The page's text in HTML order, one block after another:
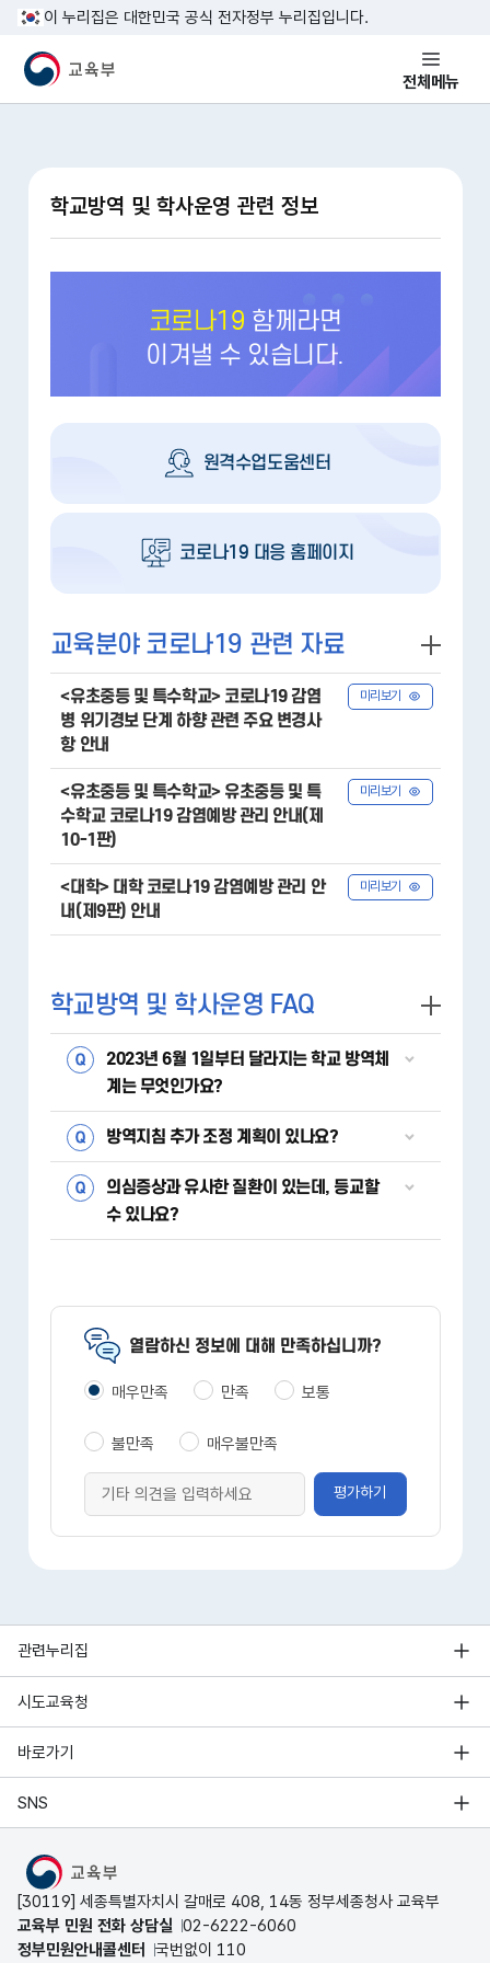
본문 바로가기
이 누리집은 대한민국 공식 전자정부 누리집입니다.
교육부 국민 메인홈페이지 전체메뉴
학교방역 및 학사운영 관련 정보
코로나19 함께라면
이겨낼 수 있습니다.
원격수업도움센터
코로나19 대응 홈페이지
교육분야 코로나19 관련 자료
<유초중등 및 특수학교> 코로나19 감염
병 위기경보 단계 하향 관련 주요 변경사
항 안내
미리보기
<유초중등 및 특수학교> 유초중등 및 특
수학교 코로나19 감염예방 관리 안내(제
10-1판)
미리보기
<대학> 대학 코로나19 감염예방 관리 안
내(제9판) 안내
미리보기
학교방역 및 학사운영 FAQ
2023년 6월 1일부터 달라지는 학교 방역체
계는 무엇인가요?
방역지침 추가 조정 계획이 있나요?
의심증상과 유사한 질환이 있는데, 등교할
수 있나요?
열람하신 정보에 대해 만족하십니까?
매우만족 만족 보통
불만족 매우불만족
평가하기
관련누리집
시도교육청
바로가기
SNS
MOE
[30119] 세종특별자치시 갈매로 408, 14동 정부세종청사 교육부
교육부 민원 전화 상담실 02-6222-6060
정부민원안내콜센터
국번없이 110